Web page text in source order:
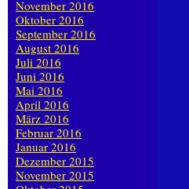
November 2016
Oktober 2016
September 2016
August 2016
Juli 2016
Juni 2016
Mai 2016
April 2016
März 2016
Februar 2016
Januar 2016
Dezember 2015
November 2015